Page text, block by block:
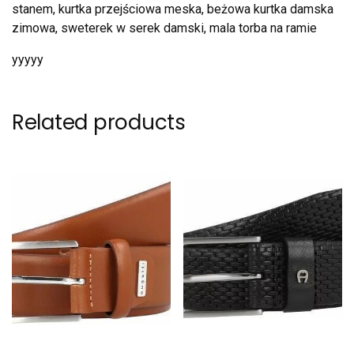
stanem, kurtka przejściowa meska, beżowa kurtka damska
zimowa, sweterek w serek damski, mala torba na ramie
yyyyy
Related products